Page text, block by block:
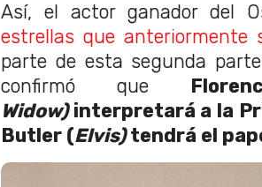
Así, el actor ganador del
estrellas que anteriormente
parte de esta segunda
confirmó que
Widow) interpretará a la
Butler (Elvis)tendrá el